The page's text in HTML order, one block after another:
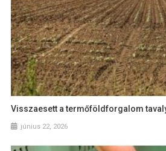
Visszaesett a termőföldforgalom
június 22, 2026